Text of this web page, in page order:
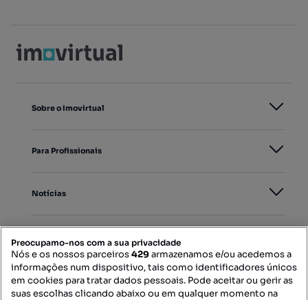
Sobre o Imovirtual
Para Profissionais
Notícias
Mapa do Site
Preocupamo-nos com a sua privacidade
Nós e os nossos parceiros429armazenamos e/ou acedemos a
informações num dispositivo, tais como identificadores únicos
em cookies para tratar dados pessoais. Pode aceitar ou gerir as
suas escolhas clicando abaixo ou em qualquer momento na